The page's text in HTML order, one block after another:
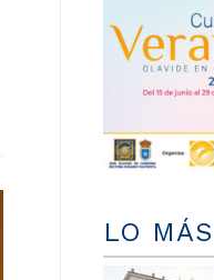
LO